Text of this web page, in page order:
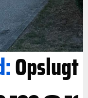
Opslugt